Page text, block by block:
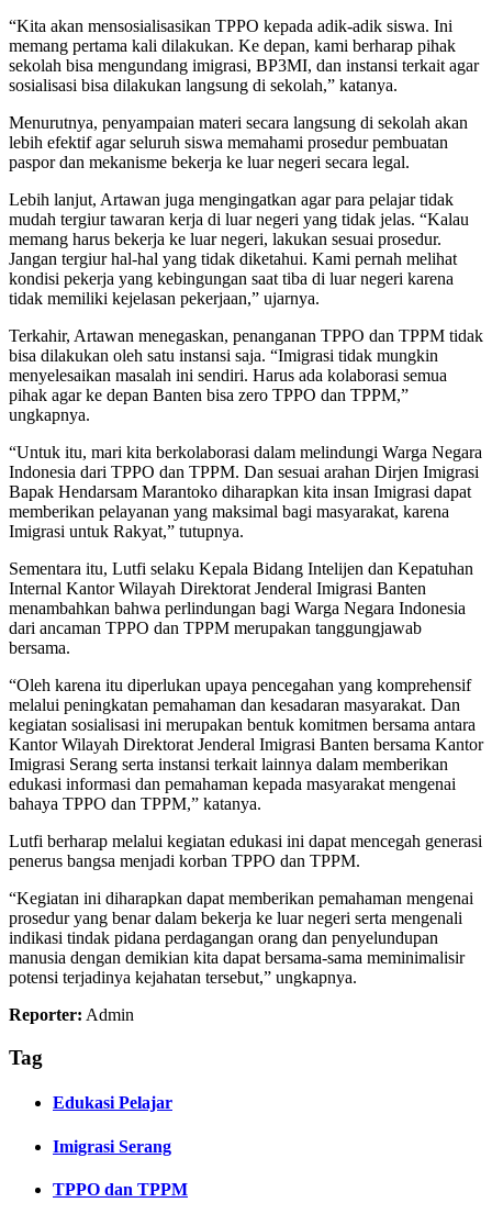
“Kita akan mensosialisasikan TPPO kepada adik-adik siswa. Ini
memang pertama kali dilakukan. Ke depan, kami berharap pihak
sekolah bisa mengundang imigrasi, BP3MI, dan instansi terkait agar
sosialisasi bisa dilakukan langsung di sekolah,” katanya.
Menurutnya, penyampaian materi secara langsung di sekolah akan
lebih efektif agar seluruh siswa memahami prosedur pembuatan
paspor dan mekanisme bekerja ke luar negeri secara legal.
Lebih lanjut, Artawan juga mengingatkan agar para pelajar tidak
mudah tergiur tawaran kerja di luar negeri yang tidak jelas. “Kalau
memang harus bekerja ke luar negeri, lakukan sesuai prosedur.
Jangan tergiur hal-hal yang tidak diketahui. Kami pernah melihat
kondisi pekerja yang kebingungan saat tiba di luar negeri karena
tidak memiliki kejelasan pekerjaan,” ujarnya.
Terkahir, Artawan menegaskan, penanganan TPPO dan TPPM tidak
bisa dilakukan oleh satu instansi saja. “Imigrasi tidak mungkin
menyelesaikan masalah ini sendiri. Harus ada kolaborasi semua
pihak agar ke depan Banten bisa zero TPPO dan TPPM,”
ungkapnya.
“Untuk itu, mari kita berkolaborasi dalam melindungi Warga Negara
Indonesia dari TPPO dan TPPM. Dan sesuai arahan Dirjen Imigrasi
Bapak Hendarsam Marantoko diharapkan kita insan Imigrasi dapat
memberikan pelayanan yang maksimal bagi masyarakat, karena
Imigrasi untuk Rakyat,” tutupnya.
Sementara itu, Lutfi selaku Kepala Bidang Intelijen dan Kepatuhan
Internal Kantor Wilayah Direktorat Jenderal Imigrasi Banten
menambahkan bahwa perlindungan bagi Warga Negara Indonesia
dari ancaman TPPO dan TPPM merupakan tanggungjawab
bersama.
“Oleh karena itu diperlukan upaya pencegahan yang komprehensif
melalui peningkatan pemahaman dan kesadaran masyarakat. Dan
kegiatan sosialisasi ini merupakan bentuk komitmen bersama antara
Kantor Wilayah Direktorat Jenderal Imigrasi Banten bersama Kantor
Imigrasi Serang serta instansi terkait lainnya dalam memberikan
edukasi informasi dan pemahaman kepada masyarakat mengenai
bahaya TPPO dan TPPM,” katanya.
Lutfi berharap melalui kegiatan edukasi ini dapat mencegah generasi
penerus bangsa menjadi korban TPPO dan TPPM.
“Kegiatan ini diharapkan dapat memberikan pemahaman mengenai
prosedur yang benar dalam bekerja ke luar negeri serta mengenali
indikasi tindak pidana perdagangan orang dan penyelundupan
manusia dengan demikian kita dapat bersama-sama meminimalisir
potensi terjadinya kejahatan tersebut,” ungkapnya.
Reporter: Admin
Tag
Edukasi Pelajar
Imigrasi Serang
TPPO dan TPPM